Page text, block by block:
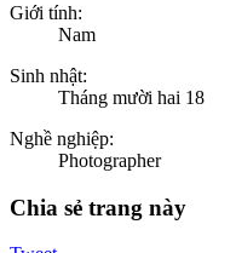
Giới tính:
Nam
Sinh nhật:
Tháng mười hai 18
Nghề nghiệp:
Photographer
Chia sẻ trang này